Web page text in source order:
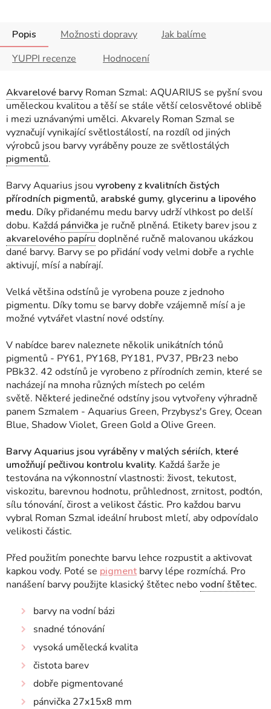
Popis Možnosti dopravy
Jak balíme
YUPPI recenze
Hodnocení
Akvarelové barvy Roman Szmal: AQUARIUS se pyšní svou
uměleckou kvalitou a těší se stále větší celosvětové oblibě
i mezi uznávanými umělci. Akvarely Roman Szmal se
vyznačují vynikající světlostálostí, na rozdíl od jiných
výrobců jsou barvy vyráběny pouze ze světlostálých
pigmentů.
Barvy Aquarius jsou vyrobeny z kvalitních čistých
přírodních pigmentů, arabské gumy, glycerinu a lipového
medu. Díky přidanému medu barvy udrží vlhkost po delší
dobu. Každá pánvička je ručně plněná. Etikety barev jsou z
akvarelového papíru doplněné ručně malovanou ukázkou
dané barvy. Barvy se po přidání vody velmi dobře a rychle
aktivují, mísí a nabírají.
Velká většina odstínů je vyrobena pouze z jednoho
pigmentu. Díky tomu se barvy dobře vzájemně mísí a je
možné vytvářet vlastní nové odstíny.
V nabídce barev naleznete několik unikátních tónů
pigmentů - PY61, PY168, PY181, PV37, PBr23 nebo
PBk32. 42 odstínů je vyrobeno z přírodních zemin, které se
nacházejí na mnoha různých místech po celém
světě. Některé jedinečné odstíny jsou vytvořeny výhradně
panem Szmalem - Aquarius Green, Przybysz's Grey, Ocean
Blue, Shadow Violet, Green Gold a Olive Green.
Barvy Aquarius jsou vyráběny v malých sériích, které
umožňují pečlivou kontrolu kvality. Každá šarže je
testována na výkonnostní vlastnosti: živost, tekutost,
viskozitu, barevnou hodnotu, průhlednost, zrnitost, podtón,
sílu tónování, čirost a velikost částic. Pro každou barvu
vybral Roman Szmal ideální hrubost mletí, aby odpovídalo
velikosti částic.
Před použitím ponechte barvu lehce rozpustit a aktivovat
kapkou vody. Poté se pigmentbarvy lépe rozmíchá. Pro
nanášení barvy použijte klasický štětec nebovodní štětec.
barvy na vodní bázi
snadné tónování
vysoká umělecká kvalita
čistota barev
dobře pigmentované
pánvička 27x15x8 mm